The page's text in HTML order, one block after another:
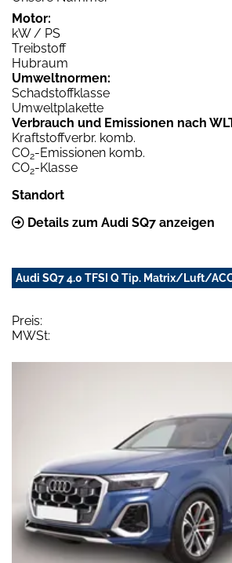
Motor:
kW / PS
Treibstoff
Hubraum
Umweltnormen:
Schadstoffklasse
Umweltplakette
Verbrauch und Emissionen nach
Kraftstoffverbr. komb.
CO2-Emissionen komb.
CO2-Klasse
Standort
Details zum Audi SQ7 anzeigen
Audi SQ7 4.0 TFSI Q Tip. Matrix/Luft/
Preis:
MWSt: